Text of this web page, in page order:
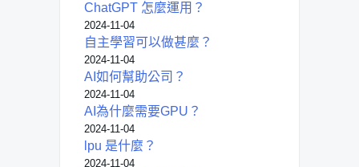
ChatGPT 怎麼運用？
2024-11-04
自主學習可以做甚麼？
2024-11-04
AI如何幫助公司？
2024-11-04
AI為什麼需要GPU？
2024-11-04
lpu 是什麼？
2024-11-04